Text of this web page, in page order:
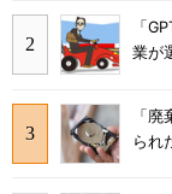
「
業が
「
られ